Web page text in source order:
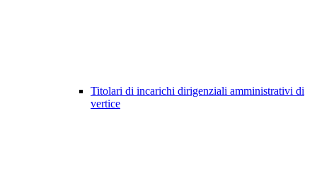
Titolari di incarichi dirigenziali amministrativi di
vertice